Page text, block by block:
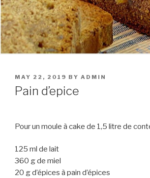
POSTED
ON
MAY 22, 2019 BY ADMIN
Pain d’epice
Pour un moule à cake de 1,5 litre de
125 ml de lait
360 g de miel
20 g d’épices à pain d’épices